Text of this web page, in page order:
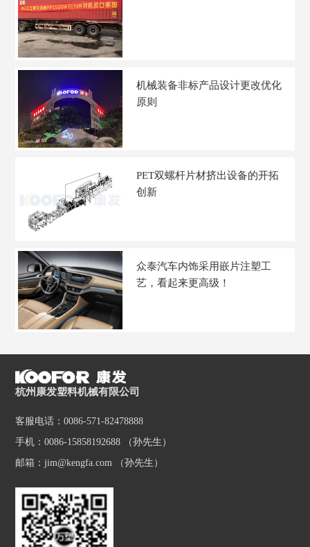
机械装备非标产品设计更改优化
原则
PET双螺杆片材挤出设备的开拓
创新
众泰汽车内饰采用嵌片注塑工
艺，看起来更高级！
杭州康发塑料机械有限公司
客服电话：0086-571-82478888
手机：0086-15858192688 （孙先生）
邮箱：jim@kengfa.com （孙先生）